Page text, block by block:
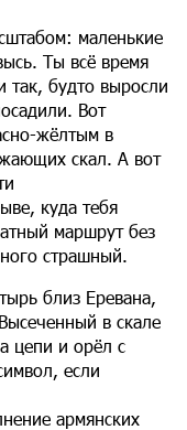
маленькие
Ты всё время
будто выросли
Вот
жёлтым в
скал. А вот
куда тебя
маршрут без
страшный.
близ Еревана,
в скале
цепи и орёл с
если
армянских